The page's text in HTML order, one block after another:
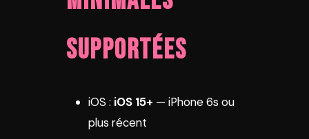
supportées
iOS : iOS 15+ — iPhone 6s ou
plus récent